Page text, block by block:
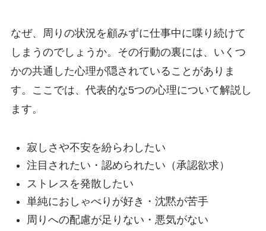
なぜ、周りの状況を顧みずに仕事中に喋り続けて
しまうのでしょうか。その行動の裏には、いくつ
かの共通した心理が隠されていることがありま
す。ここでは、代表的な5つの心理について解説し
ます。
寂しさや不安を紛らわしたい
注目されたい・認められたい（承認欲求）
ストレスを発散したい
単純におしゃべりが好き・沈黙が苦手
周りへの配慮が足りない・悪気がない